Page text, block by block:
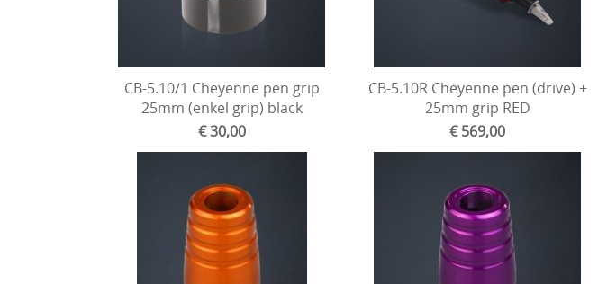
CB-5.10/1 Cheyenne pen grip
25mm (enkel grip) black
€ 30,00
CB-5.10R Cheyenne pen (drive) +
25mm grip RED
€ 569,00